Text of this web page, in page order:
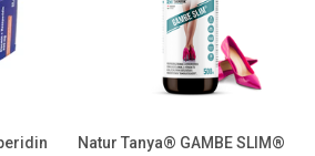
Natur Tanya® GAMBE SLIM®